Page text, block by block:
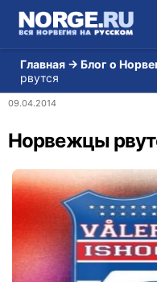
Главная → Блог о
рвутся
09.04.2014
Норвежцы